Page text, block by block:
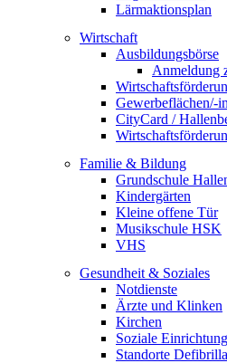
Lärmaktionsplan
Wirtschaft
Ausbildungsbörse
Anmeldung
Gewerbeflächen/-
CityCard /
Familie & Bildung
Grundschule
Kindergärten
Kleine offene Tür
Musikschule HSK
VHS
Gesundheit & Soziales
Notdienste
Ärzte und Klinken
Kirchen
Soziale
Standorte